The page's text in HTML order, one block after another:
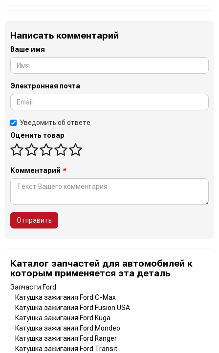
Написать комментарий
Ваше имя
Электронная почта
Уведомить об ответе
Оценить товар
Комментарий *
Отправить
Каталог запчастей для автомобилей к
которым применяется эта деталь
Запчасти Ford
Катушка зажигания Ford C-Max
Катушка зажигания Ford Fusion USA
Катушка зажигания Ford Kuga
Катушка зажигания Ford Mondeo
Катушка зажигания Ford Ranger
Катушка зажигания Ford Transit